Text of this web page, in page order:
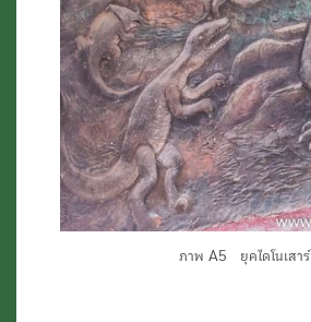
ภาพ A5 ยุคไดโนเสาร์